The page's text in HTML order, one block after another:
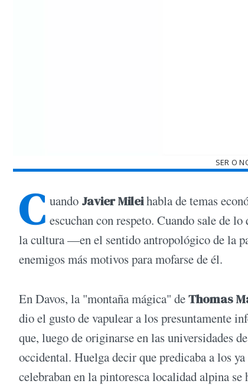
SER O
C uando Javier Mileihabla de temas
escuchan con respeto. Cuando sale de
la cultura —en el sentido antropológico de la
enemigos más motivos para mofarse de él.
En Davos, la "montaña mágica" deThomas
dio el gusto de vapulear a los presuntamente
que, luego de originarse en las universidades
occidental. Huelga decir que predicaba a los
celebraban en la pintoresca localidad alpina